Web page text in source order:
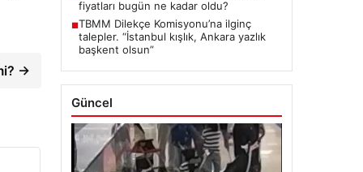
→
fiyatları bugün ne kadar oldu?
■TBMM Dilekçe Komisyonu’na ilginç
talepler. “İstanbul kışlık, Ankara yazlık
başkent olsun”
Güncel